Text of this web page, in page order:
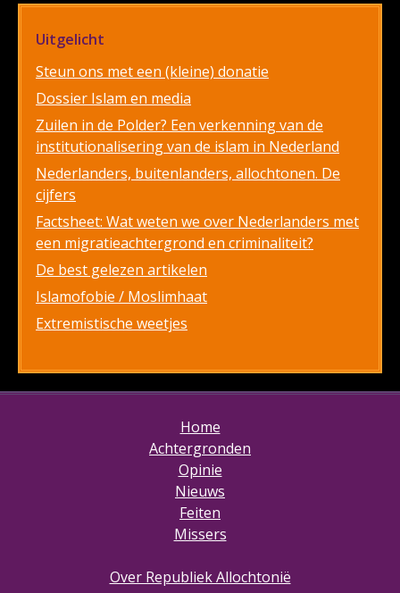
Uitgelicht
Steun ons met een (kleine) donatie
Dossier Islam en media
Zuilen in de Polder? Een verkenning van de
institutionalisering van de islam in Nederland
Nederlanders, buitenlanders, allochtonen. De
cijfers
Factsheet: Wat weten we over Nederlanders met
een migratieachtergrond en criminaliteit?
De best gelezen artikelen
Islamofobie / Moslimhaat
Extremistische weetjes
Home
Achtergronden
Opinie
Nieuws
Feiten
Missers
Over Republiek Allochtonië